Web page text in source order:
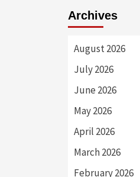
Archives
August 2026
July 2026
June 2026
May 2026
April 2026
March 2026
February 2026